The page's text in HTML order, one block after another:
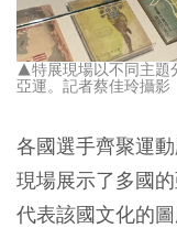
▲特展現場以不同主題
亞運。記者蔡佳玲攝影
各國選手齊聚運
現場展示了多國
代表該國文化的